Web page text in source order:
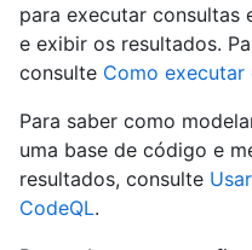
para executar consultas
e exibir os resultados.
consulte Como executar
Para saber como
uma base de código e
resultados, consulte
CodeQL.